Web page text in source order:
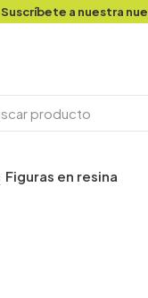
Suscríbete a nuestra
Figuras en resina